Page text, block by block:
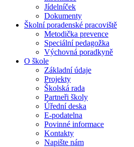
Jídelníček
Dokumenty
Školní poradenské pracoviště
Metodička prevence
Speciální pedagožka
Výchovná poradkyně
O škole
Základní údaje
Projekty
Školská rada
Partneři školy
Úřední deska
E-podatelna
Povinné informace
Kontakty
Napište nám